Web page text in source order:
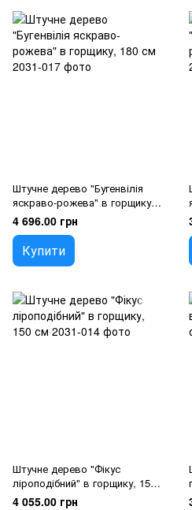
Штучне дерево "Бугенвілія
яскраво-рожева" в горщику,
180 см
4 696.00 грн
Купити
Штучне дерево "Фікус
ліроподібний" в горщику, 150
см
4 055.00 грн